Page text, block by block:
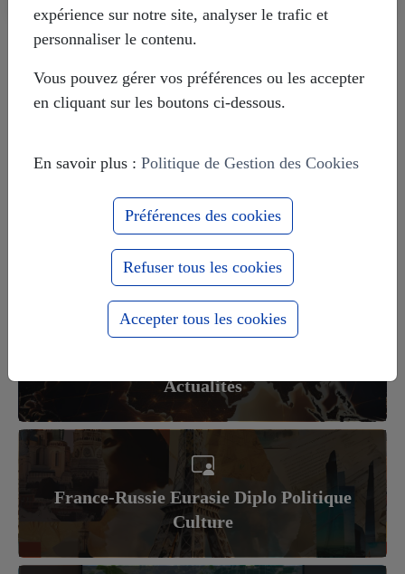
Donbass
Europe-Russie : 1000 ans ensemble
pour le meilleur et pour le pire
Actualités
France-Russie Eurasie Diplo Politique
Culture
expérience sur notre site, analyser le trafic et
personnaliser le contenu.
Vous pouvez gérer vos préférences ou les accepter
en cliquant sur les boutons ci-dessous.
En savoir plus : Politique de Gestion des Cookies
Préférences des cookies
Refuser tous les cookies
Accepter tous les cookies